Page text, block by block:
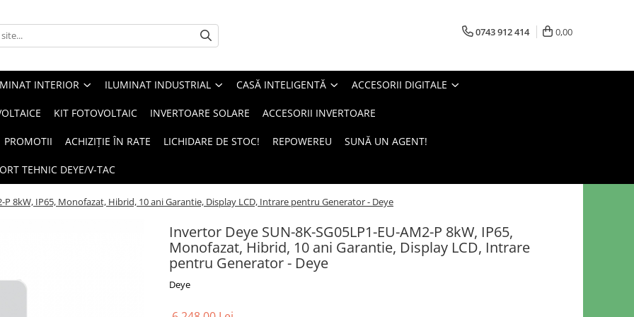
0743 912 414 0,00
INTERIOR ILUMINAT INDUSTRIAL CASĂ INTELIGENTĂ ACCESORII DIGITALE
KIT FOTOVOLTAIC INVERTOARE SOLARE ACCESORII INVERTOARE
PROMOTII ACHIZIȚIE ÎN RATE LICHIDARE DE STOC! REPOWEREU SUNĂ UN AGENT!
TEHNIC DEYE/V-TAC
P 8kW, IP65, Monofazat, Hibrid, 10 ani Garantie, Display LCD, Intrare pentru Generator - Deye
Invertor Deye SUN-8K-SG05LP1-EU-AM2-P 8kW, IP65,
Monofazat, Hibrid, 10 ani Garantie, Display LCD, Intrare
pentru Generator - Deye
Deye